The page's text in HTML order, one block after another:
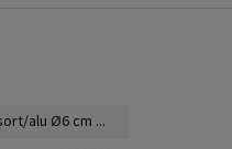
Markslöjd LED-terrasselys Garden 24 sort/alu Ø6 cm 3 W